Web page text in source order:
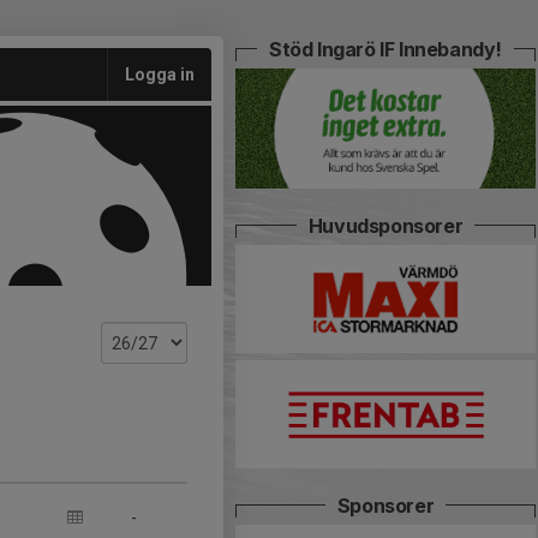
Logga in
-
Stöd Ingarö IF Innebandy!
Huvudsponsorer
Sponsorer